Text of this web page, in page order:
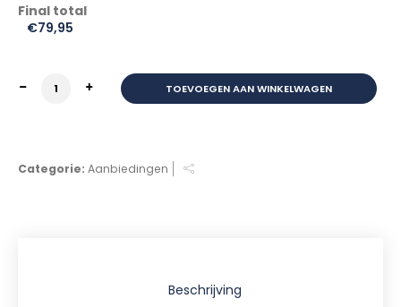
Final total
€79,95
HELM VITO E-LIGHT MET VIZIER MAT ZWART (SPEED
TOEVOEGEN AAN WINKELWAGEN
Categorie: Aanbiedingen
Beschrijving